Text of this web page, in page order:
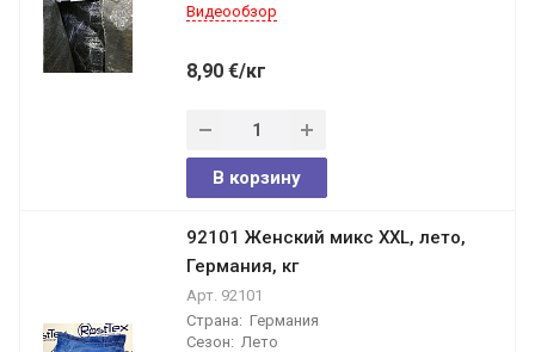
Видеообзор
8,90 €/кг
В корзину
92101 Женский микс XXL, лето,
Германия, кг
Арт. 92101
Страна: Германия
Сезон: Лето